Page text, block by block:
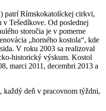
patrí Rímskokatolíckej cirkvi,
Tešedíkove. Od poslednej
storočia je v pomerne
„horného kostola“, kde
V roku 2003 sa realizoval
historický výskum. Kostol
marci 2011, decembri 2013 a
každý deň v pracovnom týždni,